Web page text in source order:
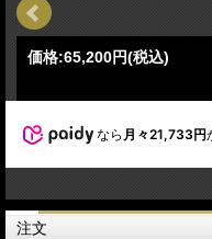
価格:65,200円(税込)
なら 月々21,733円
注文